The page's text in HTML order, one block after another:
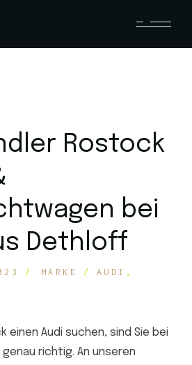
Rostock
bei
Dethloff
MARKE
AUDI
einen Audi suchen, sind Sie bei
richtig. An unseren